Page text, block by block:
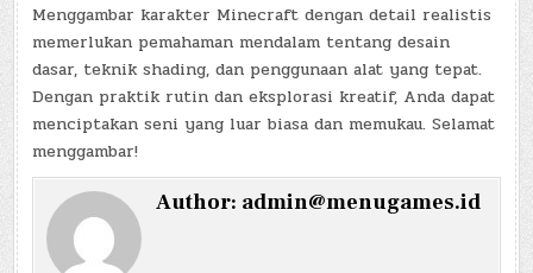
Menggambar karakter Minecraft dengan detail realistis
memerlukan pemahaman mendalam tentang desain
dasar, teknik shading, dan penggunaan alat yang tepat.
Dengan praktik rutin dan eksplorasi kreatif, Anda dapat
menciptakan seni yang luar biasa dan memukau. Selamat
menggambar!
Author: admin@menugames.id